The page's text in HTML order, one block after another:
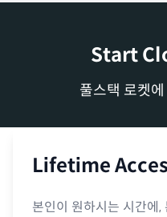
Start
풀스택 로켓
Lifetime
본인이 원하시는 시간에